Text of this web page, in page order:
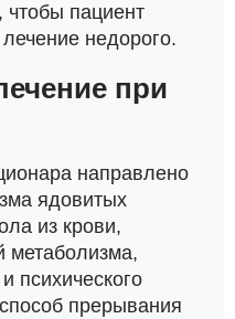
пациент
недорого.
при
направлено
ядовитых
из крови,
метаболизма,
психического
прерывания